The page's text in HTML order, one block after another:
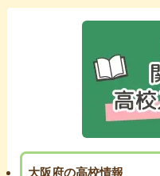
大阪府の高校情報